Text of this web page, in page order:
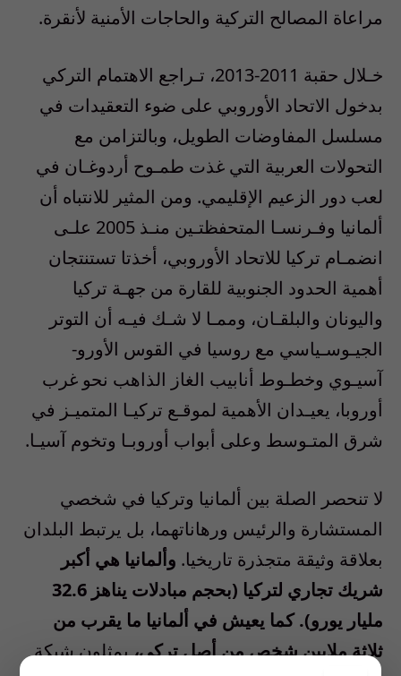
مراعاة المصالح التركية والحاجات الأمنية لأنقرة.
خـلال حقبة 2011-2013، تـراجع الاهتمام التركي
بدخول الاتحاد الأوروبي على ضوء التعقيدات في
مسلسل المفاوضات الطويل، وبالتزامن مع
التحولات العربية التي غذت طمـوح أردوغـان في
لعب دور الزعيم الإقليمي. ومن المثير للانتباه أن
ألمانيا وفـرنسـا المتحفظتـين منـذ 2005 علـى
انضمـام تركيا للاتحاد الأوروبي، أخذتا تستنتجان
أهمية الحدود الجنوبية للقارة من جهـة تركيا
واليونان والبلقـان، وممـا لا شـك فيـه أن التوتر
الجيـوسـياسي مع روسيا في القوس الأورو-
آسيـوي وخطـوط أنابيب الغاز الذاهب نحو غرب
أوروبا، يعيـدان الأهمية لموقـع تركيـا المتميـز في
شرق المتـوسط وعلى أبواب أوروبـا وتخوم آسيـا.
لا تنحصر الصلة بين ألمانيا وتركيا في شخصي
المستشارة والرئيس ورهاناتهما، بل يرتبط البلدان
بعلاقة وثيقة متجذرة تاريخيا. وألمانيا هي أكبر
شريك تجاري لتركيا (بحجم مبادلات يناهز 32.6
مليار يورو). كما يعيش في ألمانيا ما يقرب من
ثلاثة ملايين شخص من أصل تركي،يمثلون شبكة